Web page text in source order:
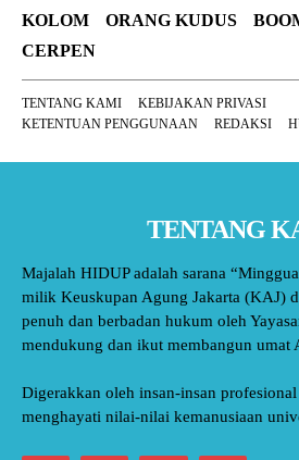
KOLOM
ORANG KUDUS
CERPEN
TENTANG KAMI
KEBIJAKAN PRIVASI
KETENTUAN PENGGUNAAN
REDAKSI
TENTANG
Majalah HIDUP adalah sarana
milik Keuskupan Agung Jakarta (KAJ)
penuh dan berbadan hukum oleh
mendukung dan ikut membangun umat
Digerakkan oleh insan-insan
menghayati nilai-nilai kemanusiaan